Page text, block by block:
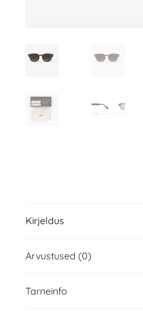
Kirjeldus
Arvustused (0)
Tarneinfo